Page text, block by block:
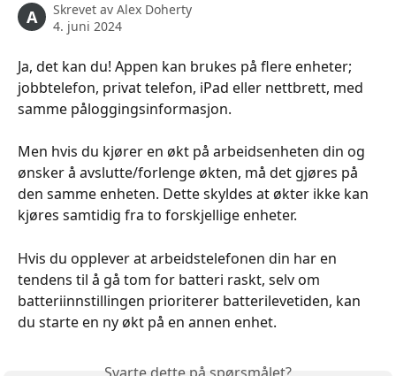
A Skrevet av Alex Doherty
4. juni 2024
Ja, det kan du! Appen kan brukes på flere enheter;
jobbtelefon, privat telefon, iPad eller nettbrett, med
samme påloggingsinformasjon.
Men hvis du kjører en økt på arbeidsenheten din og
ønsker å avslutte/forlenge økten, må det gjøres på
den samme enheten. Dette skyldes at økter ikke kan
kjøres samtidig fra to forskjellige enheter.
Hvis du opplever at arbeidstelefonen din har en
tendens til å gå tom for batteri raskt, selv om
batteriinnstillingen prioriterer batterilevetiden, kan
du starte en ny økt på en annen enhet.